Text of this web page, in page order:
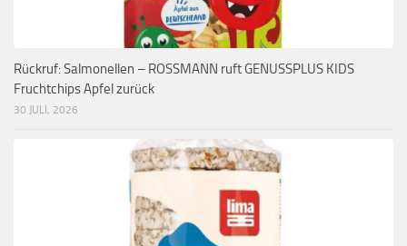
Rückruf: Salmonellen – ROSSMANN ruft GENUSSPLUS KIDS
Fruchtchips Apfel zurück
30 JULI, 2026